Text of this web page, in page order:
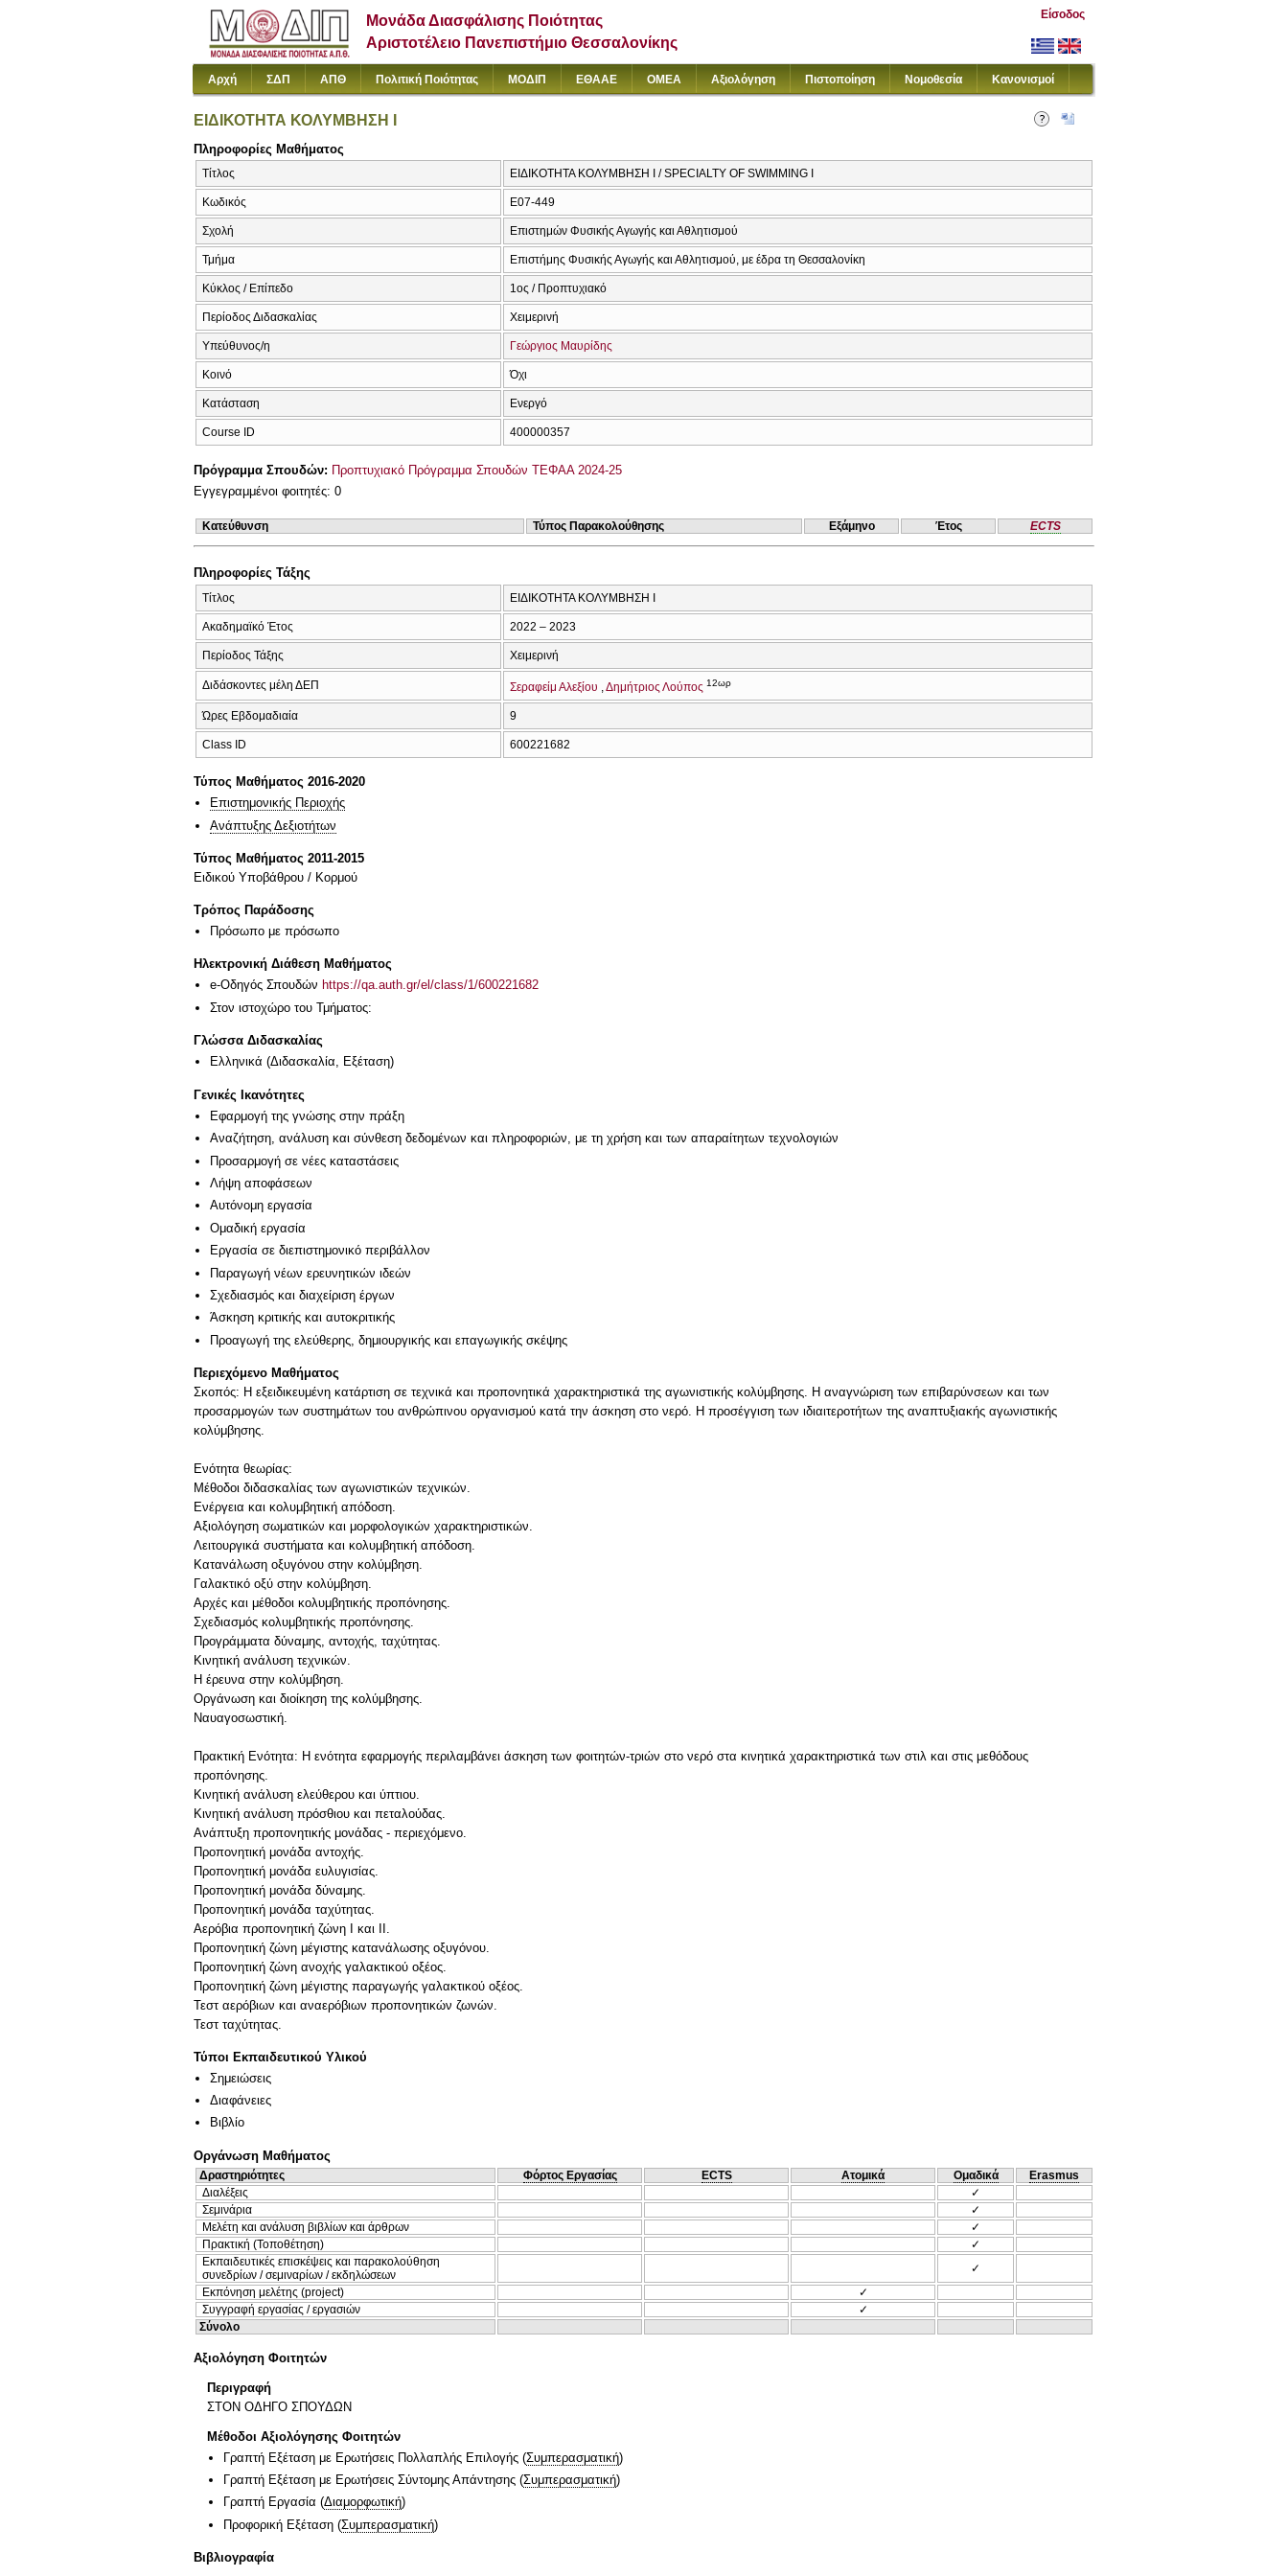
Μονάδα Διασφάλισης Ποιότητας
Αριστοτέλειο Πανεπιστήμιο Θεσσαλονίκης
Είσοδος
Αρχή ΣΔΠ ΑΠΘ Πολιτική Ποιότητας ΜΟΔΙΠ ΕΘΑΑΕ ΟΜΕΑ Αξιολόγηση Πιστοποίηση Νομοθεσία Κανονισμοί
ΕΙΔΙΚΟΤΗΤΑ ΚΟΛΥΜΒΗΣΗ Ι
Πληροφορίες Μαθήματος
Τίτλος ΕΙΔΙΚΟΤΗΤΑ ΚΟΛΥΜΒΗΣΗ Ι / SPECIALTY OF SWIMMING I
Κωδικός E07-449
Σχολή Επιστημών Φυσικής Αγωγής και Αθλητισμού
Τμήμα Επιστήμης Φυσικής Αγωγής και Αθλητισμού, με έδρα τη Θεσσαλονίκη
Κύκλος / Επίπεδο 1ος / Προπτυχιακό
Περίοδος Διδασκαλίας Χειμερινή
Υπεύθυνος/η Γεώργιος Μαυρίδης
Κοινό Όχι
Κατάσταση Ενεργό
Course ID 400000357
Πρόγραμμα Σπουδών: Προπτυχιακό Πρόγραμμα Σπουδών ΤΕΦΑΑ 2024-25
Εγγεγραμμένοι φοιτητές: 0
Κατεύθυνση Τύπος Παρακολούθησης Εξάμηνο Έτος ECTS
Πληροφορίες Τάξης
Τίτλος ΕΙΔΙΚΟΤΗΤΑ ΚΟΛΥΜΒΗΣΗ Ι
Ακαδημαϊκό Έτος 2022 – 2023
Περίοδος Τάξης Χειμερινή
Διδάσκοντες μέλη ΔΕΠ Σεραφείμ Αλεξίου Δημήτριος Λούπος 12ωρ
Ώρες Εβδομαδιαία 9
Class ID 600221682
Τύπος Μαθήματος 2016-2020
Επιστημονικής Περιοχής
Ανάπτυξης Δεξιοτήτων
Τύπος Μαθήματος 2011-2015
Ειδικού Υποβάθρου / Κορμού
Τρόπος Παράδοσης
Πρόσωπο με πρόσωπο
Ηλεκτρονική Διάθεση Μαθήματος
e-Οδηγός Σπουδών https://qa.auth.gr/el/class/1/600221682
Στον ιστοχώρο του Τμήματος:
Γλώσσα Διδασκαλίας
Ελληνικά (Διδασκαλία, Εξέταση)
Γενικές Ικανότητες
Εφαρμογή της γνώσης στην πράξη
Αναζήτηση, ανάλυση και σύνθεση δεδομένων και πληροφοριών, με τη χρήση και των απαραίτητων τεχνολογιών
Προσαρμογή σε νέες καταστάσεις
Λήψη αποφάσεων
Αυτόνομη εργασία
Ομαδική εργασία
Εργασία σε διεπιστημονικό περιβάλλον
Παραγωγή νέων ερευνητικών ιδεών
Σχεδιασμός και διαχείριση έργων
Άσκηση κριτικής και αυτοκριτικής
Προαγωγή της ελεύθερης, δημιουργικής και επαγωγικής σκέψης
Περιεχόμενο Μαθήματος
Σκοπός: Η εξειδικευμένη κατάρτιση σε τεχνικά και προπονητικά χαρακτηριστικά της αγωνιστικής κολύμβησης. Η αναγνώριση των επιβαρύνσεων και των
προσαρμογών των συστημάτων του ανθρώπινου οργανισμού κατά την άσκηση στο νερό. Η προσέγγιση των ιδιαιτεροτήτων της αναπτυξιακής αγωνιστικής
κολύμβησης.
Ενότητα θεωρίας:
Μέθοδοι διδασκαλίας των αγωνιστικών τεχνικών.
Ενέργεια και κολυμβητική απόδοση.
Αξιολόγηση σωματικών και μορφολογικών χαρακτηριστικών.
Λειτουργικά συστήματα και κολυμβητική απόδοση.
Κατανάλωση οξυγόνου στην κολύμβηση.
Γαλακτικό οξύ στην κολύμβηση.
Αρχές και μέθοδοι κολυμβητικής προπόνησης.
Σχεδιασμός κολυμβητικής προπόνησης.
Προγράμματα δύναμης, αντοχής, ταχύτητας.
Κινητική ανάλυση τεχνικών.
Η έρευνα στην κολύμβηση.
Οργάνωση και διοίκηση της κολύμβησης.
Ναυαγοσωστική.
Πρακτική Ενότητα: Η ενότητα εφαρμογής περιλαμβάνει άσκηση των φοιτητών-τριών στο νερό στα κινητικά χαρακτηριστικά των στιλ και στις μεθόδους
προπόνησης.
Κινητική ανάλυση ελεύθερου και ύπτιου.
Κινητική ανάλυση πρόσθιου και πεταλούδας.
Ανάπτυξη προπονητικής μονάδας - περιεχόμενο.
Προπονητική μονάδα αντοχής.
Προπονητική μονάδα ευλυγισίας.
Προπονητική μονάδα δύναμης.
Προπονητική μονάδα ταχύτητας.
Αερόβια προπονητική ζώνη Ι και ΙΙ.
Προπονητική ζώνη μέγιστης κατανάλωσης οξυγόνου.
Προπονητική ζώνη ανοχής γαλακτικού οξέος.
Προπονητική ζώνη μέγιστης παραγωγής γαλακτικού οξέος.
Τεστ αερόβιων και αναερόβιων προπονητικών ζωνών.
Τύποι Εκπαιδευτικού Υλικού
Σημειώσεις
Διαφάνειες
Βιβλίο
Οργάνωση Μαθήματος
Δραστηριότητες Φόρτος Εργασίας ECTS Ατομικά Ομαδικά
Erasmus
Διαλέξεις
✓
Σεμινάρια
✓
Μελέτη και ανάλυση βιβλίων και άρθρων
✓
Πρακτική (Τοποθέτηση)
✓
Εκπαιδευτικές επισκέψεις και παρακολούθηση
συνεδρίων / σεμιναρίων / εκδηλώσεων
✓
Εκπόνηση μελέτης (project)
✓
Συγγραφή εργασίας / εργασιών
✓
Σύνολο
Αξιολόγηση Φοιτητών
Περιγραφή
ΣΤΟΝ ΟΔΗΓΟ ΣΠΟΥΔΩΝ
Μέθοδοι Αξιολόγησης Φοιτητών
Γραπτή Εξέταση με Ερωτήσεις Πολλαπλής Επιλογής (Συμπερασματική)
Γραπτή Εξέταση με Ερωτήσεις Σύντομης Απάντησης (Συμπερασματική)
Γραπτή Εργασία (Διαμορφωτική)
Προφορική Εξέταση (Συμπερασματική)
Βιβλιογραφία